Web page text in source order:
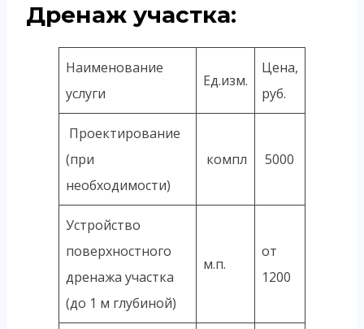
Дренаж участка:
Наименование
услуги
Ед.изм.
Цена,
руб.
Проектирование
(при
необходимости)
компл 5000
Устройство
поверхностного
дренажа участка
(до 1 м глубиной)
м.п.
от
1200